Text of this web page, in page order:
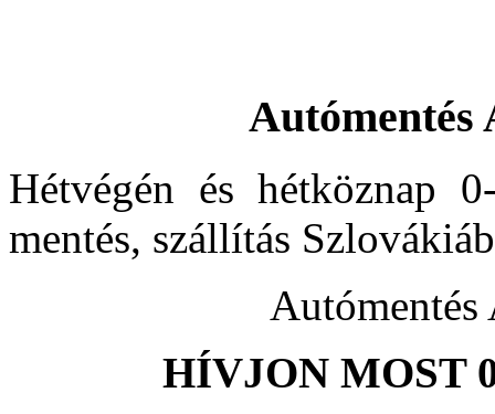
Autómentés
Hétvégén és hétköznap
mentés, szállítás
Autómentés
HÍVJON MOST